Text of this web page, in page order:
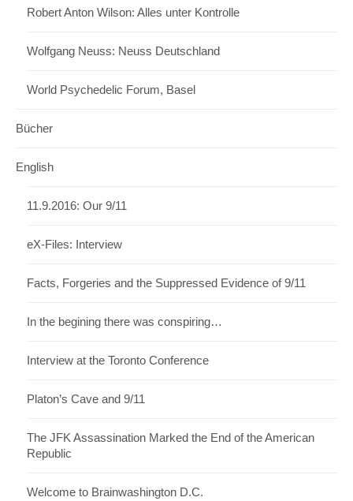
Robert Anton Wilson: Alles unter Kontrolle
Wolfgang Neuss: Neuss Deutschland
World Psychedelic Forum, Basel
Bücher
English
11.9.2016: Our 9/11
eX-Files: Interview
Facts, Forgeries and the Suppressed Evidence of 9/11
In the begining there was conspiring…
Interview at the Toronto Conference
Platon’s Cave and 9/11
The JFK Assassination Marked the End of the American
Republic
Welcome to Brainwashington D.C.